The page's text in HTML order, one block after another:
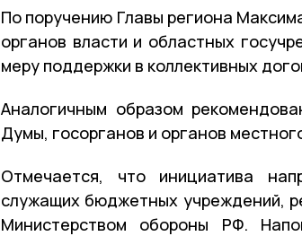
По поручению Главы региона
органов власти и областных
меру поддержки в коллективных
Аналогичным образом
Думы, госорганов и органов
Отмечается, что инициатива
служащих бюджетных учреждений,
Министерством обороны РФ.